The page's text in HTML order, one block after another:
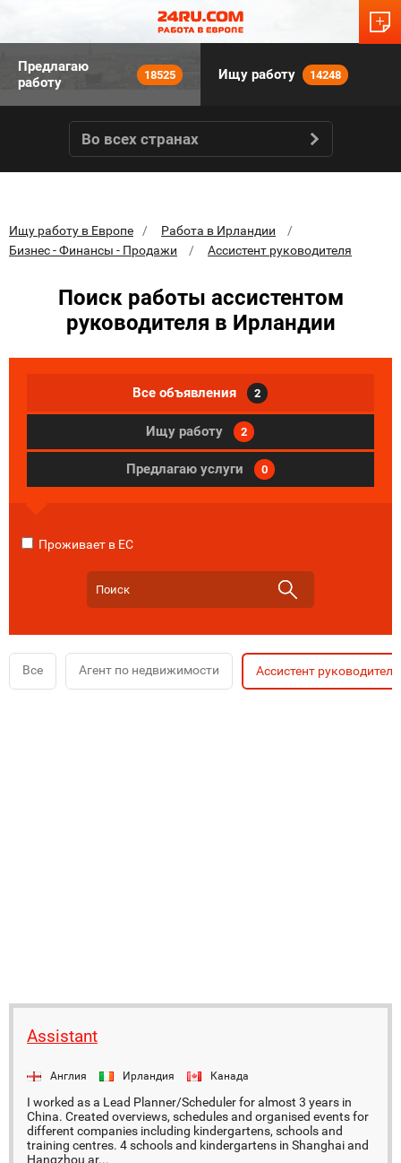
Предлагаю
работу
18525 Ищу работу 14248
Во всех странах
Ищу работу в Европе
Работа в Ирландии
Бизнес - Финансы - Продажи
Ассистент руководителя
Поиск работы ассистентом
руководителя в Ирландии
Все объявления 2
Ищу работу 2
Предлагаю услуги 0
Проживает в ЕС
Все Агент по недвижимости Ассистент руководителя
Assistant
Англия Ирландия Канада
I worked as a Lead Planner/Scheduler for almost 3 years in
China. Created overviews, schedules and organised events for
different companies including kindergartens, schools and
training centres. 4 schools and kindergartens in Shanghai and
Hangzhou ar...